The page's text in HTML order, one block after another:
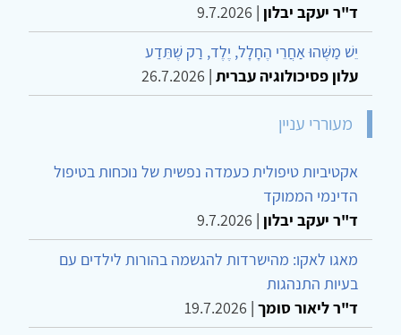
ד"ר יעקב יבלון |
9.7.2026
יֵשׁ מַשֶּׁהוּ אַחֲרֵי הֶחָלָל, יֶלֶד, רַק שֶׁתֵּדַע
עלון פסיכולוגיה עברית |
26.7.2026
מעוררי עניין
אקטיביות טיפולית כעמדה נפשית של נוכחות בטיפול
הדינמי הממוקד
ד"ר יעקב יבלון |
9.7.2026
מאגו לאקו: מהישרדות להגשמה בהורות לילדים עם
בעיות התנהגות
ד"ר ליאור סומך |
19.7.2026